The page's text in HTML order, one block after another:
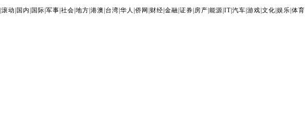
滚动 国内 国际 军事 社会 地方 港澳 台湾 华人 侨网 财经 金融 证券 房产 能源 IT| 汽车 游戏 文化 娱乐 体育